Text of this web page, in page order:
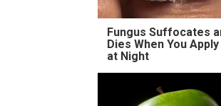
Fungus Suffocates
Dies When You
at Night